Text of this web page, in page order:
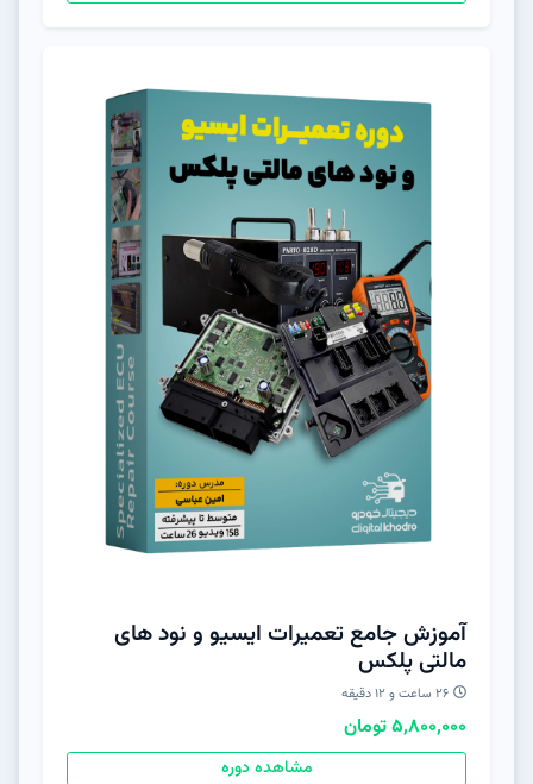
آموزش جامع تعمیرات ایسیو و نود های
مالتی پلکس
۲۶ ساعت و ۱۲ دقیقه
5,800,000 تومان
مشاهده دوره